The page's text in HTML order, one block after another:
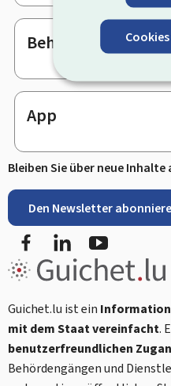
Behörden &
App
Bleiben Sie über neue
Den Newsletter
FacebookLinkedIn
Guichet.lu ist ein
mit dem Staat vereinfacht.
benutzerfreundlichen
Behördengängen und